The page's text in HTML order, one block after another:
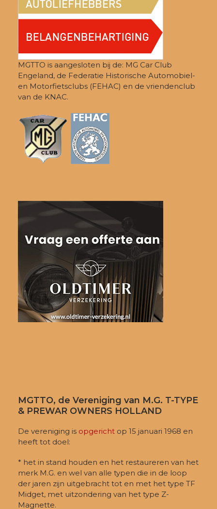
MGTTO is aangesloten bij de: MG Car Club
Engeland, de Federatie Historische Automobiel-
en Motorfietsclubs (FEHAC) en de vriendenclub
van de KNAC.
MGTTO, de Vereniging van M.G. T-TYPE
& PREWAR OWNERS HOLLAND
De vereniging is opgericht op 15 januari 1968 en
heeft tot doel:
* het in stand houden en het restaureren van het
merk M.G. en wel van alle typen die in de loop
der jaren zijn uitgebracht tot en met het type TF
Midget, met uitzondering van het type Z-
Magnette.